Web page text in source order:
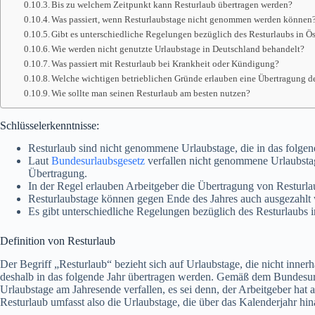
Bis zu welchem Zeitpunkt kann Resturlaub übertragen werden?
Was passiert, wenn Resturlaubstage nicht genommen werden
Gibt es unterschiedliche Regelungen bezüglich des Resturlaubs in
Wie werden nicht genutzte Urlaubstage in Deutschland behandelt?
Was passiert mit Resturlaub bei Krankheit oder Kündigung?
Welche wichtigen betrieblichen Gründe erlauben eine Übertragung
Wie sollte man seinen Resturlaub am besten nutzen?
Schlüsselerkenntnisse:
Resturlaub sind nicht genommene Urlaubstage, die in das
LautBundesurlaubsgesetz verfallen nicht genommene
Übertragung.
In der Regel erlauben Arbeitgeber die Übertragung von
Resturlaubstage können gegen Ende des Jahres auch
Es gibt unterschiedliche Regelungen bezüglich des
Definition von Resturlaub
Der Begriff „Resturlaub“ bezieht sich auf Urlaubstage, die nicht
deshalb in das folgende Jahr übertragen werden. Gemäß dem
Urlaubstage am Jahresende verfallen, es sei denn, der Arbeitgeber
Resturlaub umfasst also die Urlaubstage, die über das Kalenderjahr